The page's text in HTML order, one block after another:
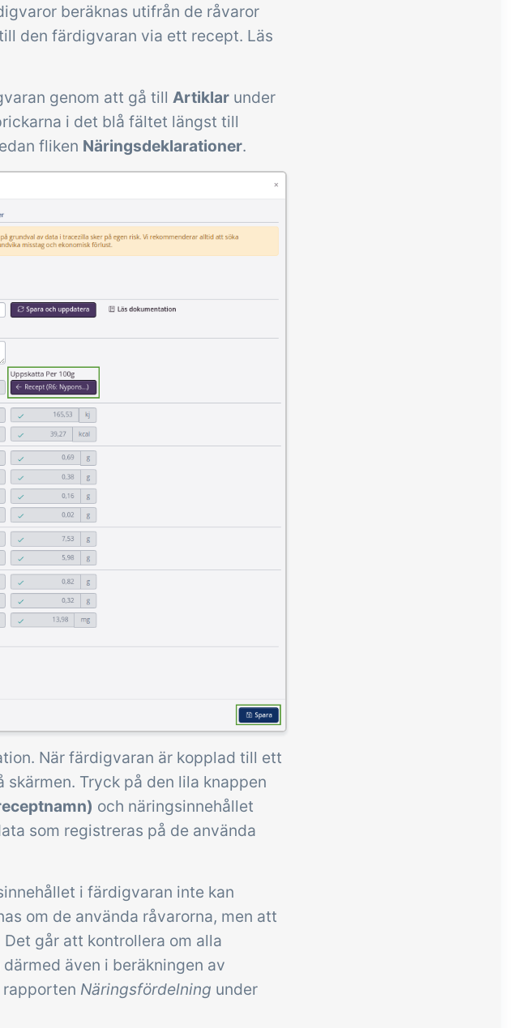
beräknas utifrån de råvaror
den färdigvaran via ett recept. Läs
genom att gå till Artiklar under
i det blå fältet längst till
fliken Näringsdeklarationer.
När färdigvaran är kopplad till ett
Tryck på den lila knappen
och näringsinnehållet
som registreras på de använda
i färdigvaran inte kan
om de använda råvarorna, men att
går att kontrollera om alla
även i beräkningen av
Näringsfördelning under